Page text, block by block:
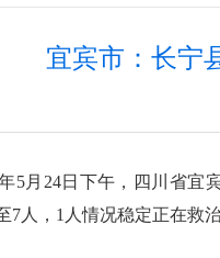
宜宾市：长宁
5月24日下午，四川省宜
7人，1人情况稳定正在救